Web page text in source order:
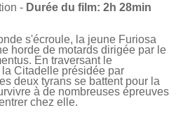
- Durée du film: 2h 28min
s'écroule, la jeune Furiosa
horde de motards dirigée par le
En traversant le
Citadelle présidée par
deux tyrans se battent pour la
à de nombreuses épreuves
chez elle.